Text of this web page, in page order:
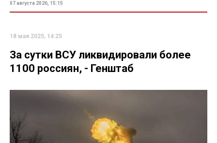
07 августа 2026, 15:15
18 мая 2025, 14:25
За сутки ВСУ ликвидировали более
1100 россиян, - Генштаб